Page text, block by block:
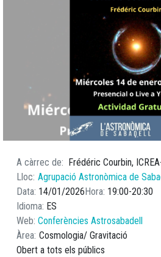
A càrrec de
Frédéric Courbin,
Lloc Agrupació Astronòmica de
Data 14/01/2026 Hora 19:00 20:30
Idioma ES
Web Conferències Astrosabadell
Àrea Cosmologia Gravitació
Obert a tots els públics